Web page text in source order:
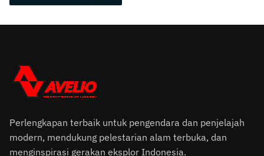
Perlengkapan terbaik untuk pengendara dan penjelajah
modern, mendukung pelestarian alam terbuka, dan
menginspirasi gerakan eksplor Indonesia.